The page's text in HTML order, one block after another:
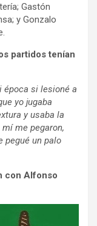
Gastón
y Gonzalo
partidos tenían
época si lesioné a
yo jugaba
y usaba la
me pegaron,
pegué un palo
con Alfonso